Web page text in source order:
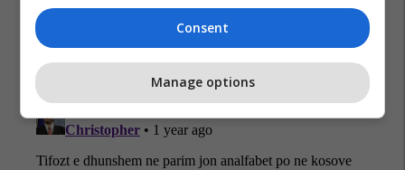
Consent
Manage options